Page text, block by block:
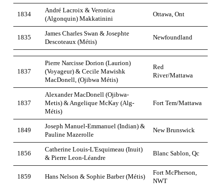
1834
André Lacroix & Veronica
(Algonquin) Makkatinini
Ottawa, Ont
1835
James Charles Swan & Josephte
Descoteaux (Métis)
Newfoundland
1837
Pierre Narcisse Dorion (Laurion)
(Voyageur) & Cecile Mawishk
MacDonell, (Ojibwa Métis)
Red
River/Mattawa
1837
Alexander MacDonell (Ojibwa-
Metis) & Angelique McKay (Alg-
Métis)
Fort Tem/Mattawa
1849
Joseph Manuel-Emmanuel (Indian) &
Pauline Mazerolle
New Brunswick
1856
Catherine Louis-L'Esquimeau (Inuit)
& Pierre Leon-Léandre
Blanc Sablon, Qc
1859 Hans Nelson & Sophie Barber (Métis)
Fort McPherson,
NWT